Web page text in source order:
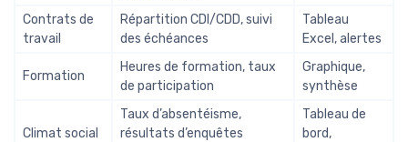
Contrats de
travail
Répartition CDI/CDD, suivi
des échéances
Tableau
Excel, alertes
Formation
Heures de formation, taux
de participation
Graphique,
synthèse
Climat social
Taux d’absentéisme,
résultats d’enquêtes
Tableau de
bord,